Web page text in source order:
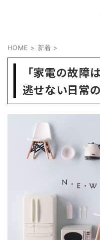
HOME > 新着 >
「家電の故障
逃せない日常